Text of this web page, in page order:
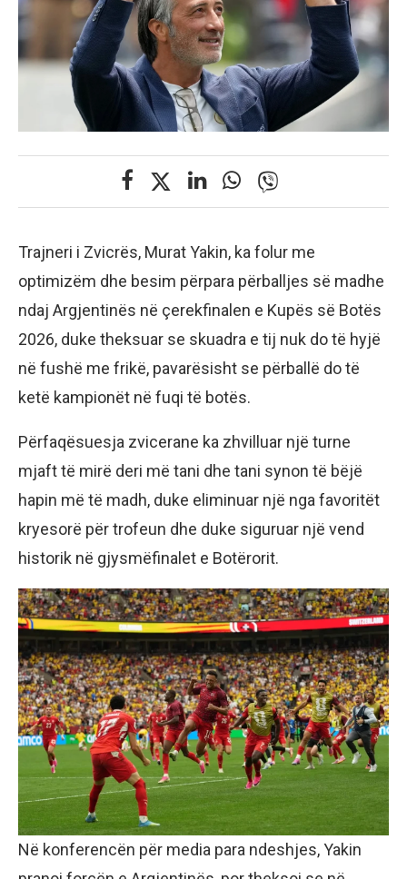
Trajneri i Zvicrës, Murat Yakin, ka folur me
optimizëm dhe besim përpara përballjes së madhe
ndaj Argjentinës në çerekfinalen e Kupës së Botës
2026, duke theksuar se skuadra e tij nuk do të hyjë
në fushë me frikë, pavarësisht se përballë do të
ketë kampionët në fuqi të botës.
Përfaqësuesja zvicerane ka zhvilluar një turne
mjaft të mirë deri më tani dhe tani synon të bëjë
hapin më të madh, duke eliminuar një nga favoritët
kryesorë për trofeun dhe duke siguruar një vend
historik në gjysmëfinalet e Botërorit.
Në konferencën për media para ndeshjes, Yakin